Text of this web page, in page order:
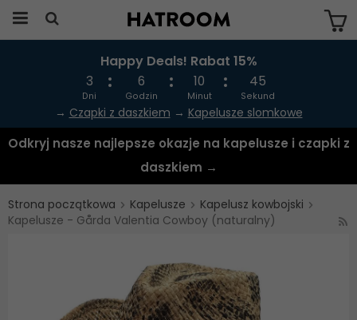
Produkten har blivit tillagd i varukorgen
Happy Deals! Rabat 15%
3
Dni
6
Godzin
10
Minut
44
Sekund
→ Czapki z daszkiem → Kapelusze slomkowe
Odkryj nasze najlepsze okazje na kapelusze i czapki z
daszkiem →
Strona początkowa Kapelusze
Kapelusz kowbojski
Kapelusze - Gårda Valentia Cowboy (naturalny)